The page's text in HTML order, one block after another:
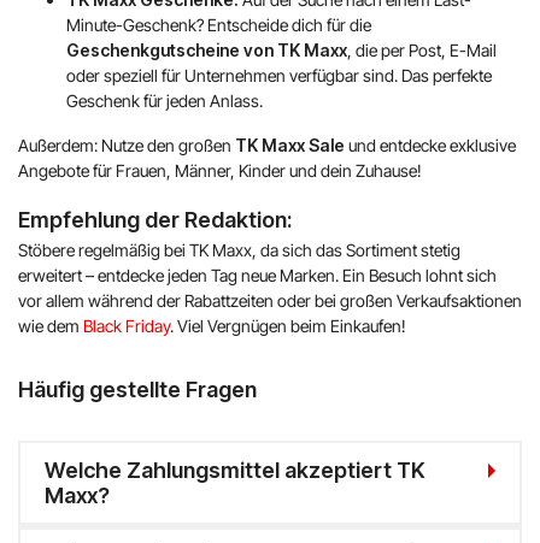
Minute-Geschenk? Entscheide dich für die
Geschenkgutscheine von TK Maxx, die per Post, E-Mail
oder speziell für Unternehmen verfügbar sind. Das perfekte
Geschenk für jeden Anlass.
Außerdem: Nutze den großen TK Maxx Sale und entdecke exklusive
Angebote für Frauen, Männer, Kinder und dein Zuhause!
Empfehlung der Redaktion:
Stöbere regelmäßig bei TK Maxx, da sich das Sortiment stetig
erweitert – entdecke jeden Tag neue Marken. Ein Besuch lohnt sich
vor allem während der Rabattzeiten oder bei großen Verkaufsaktionen
wie dem Black Friday. Viel Vergnügen beim Einkaufen!
Häufig gestellte Fragen
Welche Zahlungsmittel akzeptiert TK
Maxx?